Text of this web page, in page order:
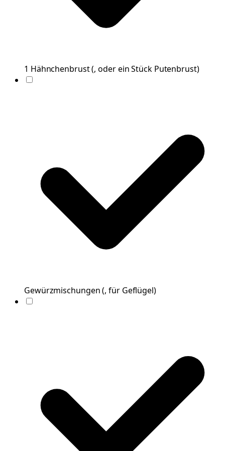
1 Hähnchenbrust(, oder ein Stück Putenbrust)
Gewürzmischungen(, für Geflügel)